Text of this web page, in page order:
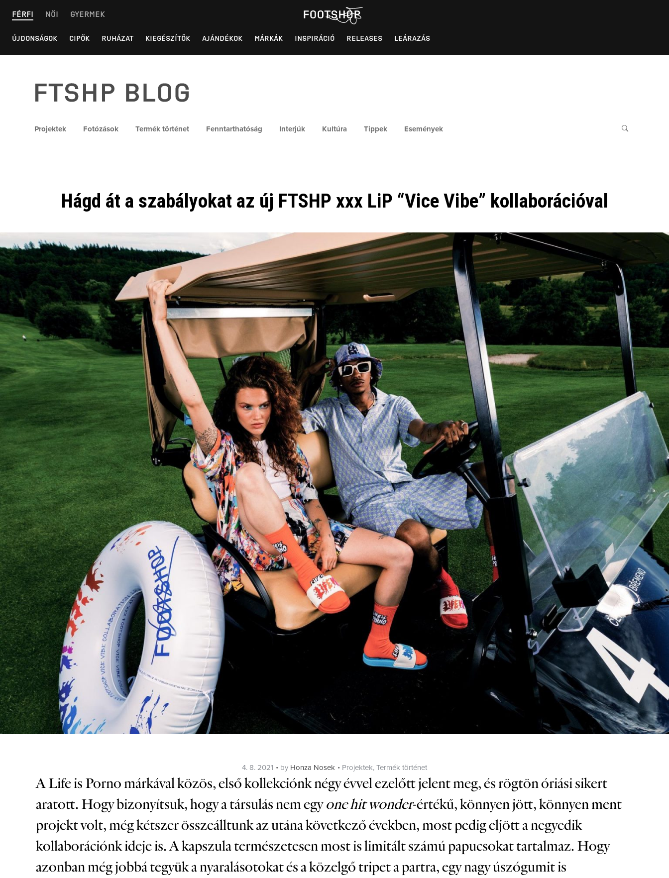
FÉRFI NŐI GYERMEK
ÚJDONSÁGOK CIPŐK RUHÁZAT KIEGÉSZÍTŐK AJÁNDÉKOK MÁRKÁK INSPIRÁCIÓ RELEASES LEÁRAZÁS
FTSHP blog
Projektek Fotózások Termék történet Fenntarthatóság Interjúk Kultúra Tippek Események
Hágd át a szabályokat az új FTSHP xxx LiP “Vice Vibe” kollaborációval
Posted
on
4. 8. 2021 by Honza Nosek Categories
Projektek, Termék történet
A Life is Porno márkával közös, első kollekciónk négy évvel ezelőtt jelent meg, és rögtön óriási sikert
aratott. Hogy bizonyítsuk, hogy a társulás nem egyone hit wonder-értékű, könnyen jött, könnyen ment
projekt volt, még kétszer összeálltunk az utána következő években, most pedig eljött a negyedik
kollaborációnk ideje is. A kapszula természetesen most is limitált számú papucsokat tartalmaz. Hogy
azonban még jobbá tegyük a nyaralásotokat és a közelgő tripet a partra, egy nagy úszógumit is